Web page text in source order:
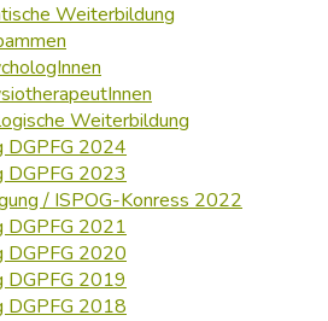
Weiterbildung
Weiterbildung
DGPFG 2024
DGPFG 2023
/ ISPOG-Konress 2022
DGPFG 2021
DGPFG 2020
DGPFG 2019
DGPFG 2018